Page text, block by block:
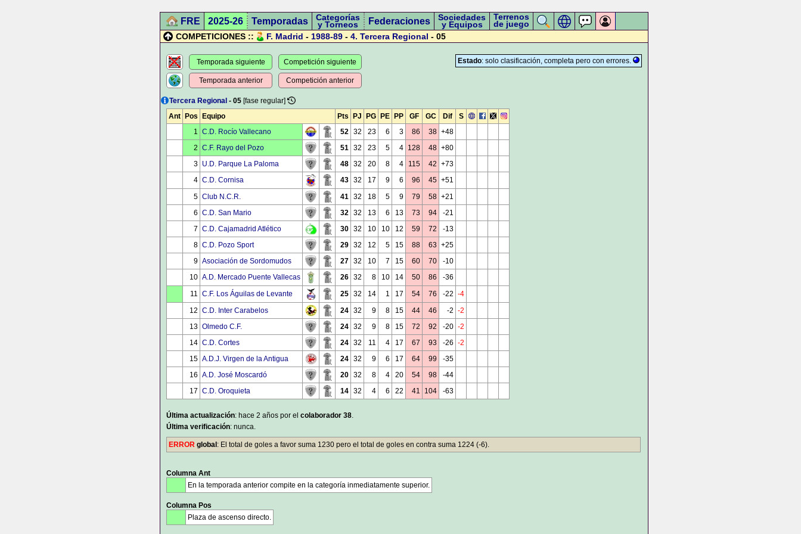
FRE 2025-26 Temporadas Categorías
y Torneos Federaciones Sociedades
y Equipos
Terrenos
de juego
COMPETICIONES ::
F. Madrid - 1988-89 - 4. Tercera Regional - 05
Estado: solo clasificación, completa pero con errores.
Temporada siguiente
Temporada anterior
Competición siguiente
Competición anterior
Tercera Regional - 05 [fase regular]
Ant
Pos Equipo Pts PJ PG PE PP GF GC Dif
S
1 C.D. Rocío Vallecano 52 32 23 6 3 86 38 +48
2 C.F. Rayo del Pozo 51 32 23 5 4 128 48 +80
3 U.D. Parque La Paloma 48 32 20 8 4 115 42 +73
4 C.D. Cornisa 43 32 17 9 6 96 45 +51
5 Club N.C.R. 41 32 18 5 9 79 58 +21
6 C.D. San Mario 32 32 13 6 13 73 94
-21
7 C.D. Cajamadrid Atlético 30 32 10 10 12 59 72
-13
8 C.D. Pozo Sport 29 32 12 5 15 88 63 +25
9 Asociación de Sordomudos 27 32 10 7 15 60 70
-10
10 A.D. Mercado Puente Vallecas 26 32 8 10 14 50 86
-36
11 C.F. Los Águilas de Levante 25 32 14 1 17 54 76 -22 -4
12 C.D. Inter Carabelos 24 32 9 8 15 44 46 -2 -2
13 Olmedo C.F. 24 32 9 8 15 72 92 -20 -2
14 C.D. Cortes 24 32 11 4 17 67 93 -26 -2
15 A.D.J. Virgen de la Antigua 24 32 9 6 17 64 99
-35
16 A.D. José Moscardó 20 32 8 4 20 54 98
-44
17 C.D. Oroquieta 14 32 4 6 22 41 104 -63
Última actualización: hace 2 años por el colaborador 38.
Última verificación: nunca.
ERROR global : El total de goles a favor suma 1230 pero el total de goles en contra suma 1224 (-6).
Columna Ant
En la temporada anterior compite en la categoría inmediatamente superior.
Columna Pos
Plaza de ascenso directo.